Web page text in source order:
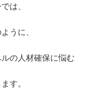
は、
うに、
の人材確保に悩む
す。